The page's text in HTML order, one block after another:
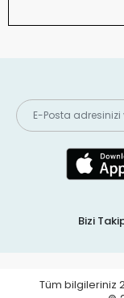
Bizi
Tüm bilgileriniz